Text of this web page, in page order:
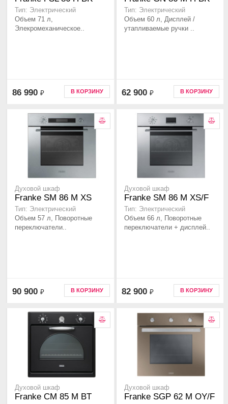
Тип: Электрический
Объем 71 л,
Элекромеханическое..
86 990 ₽ В КОРЗИНУ
Тип: Электрический
Объем 60 л, Дисплей /
утапливаемые ручки ..
62 900 ₽ В КОРЗИНУ
Духовой шкаф
Franke SM 86 M XS
Тип: Электрический
Объем 57 л, Поворотные
переключатели..
90 900 ₽ В КОРЗИНУ
Духовой шкаф
Franke SM 86 M XS/F
Тип: Электрический
Объем 66 л, Поворотные
переключатели + дисплей..
82 900 ₽ В КОРЗИНУ
Духовой шкаф
Franke CM 85 M BT
Духовой шкаф
Franke SGP 62 M OY/F